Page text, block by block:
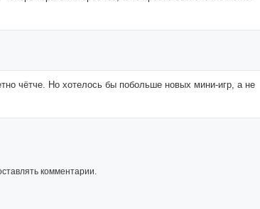
чётче. Но хотелось бы побольше новых мини-игр, а не
комментарии.